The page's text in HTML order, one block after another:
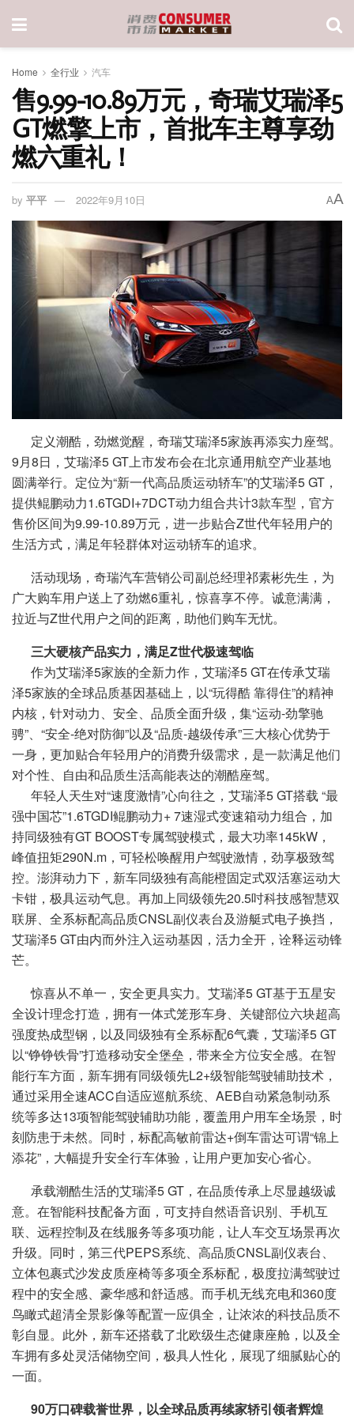
Home 全行业 汽车
售9.99-10.89万元，奇瑞艾瑞泽5
GT燃擎上市，首批车主尊享劲
燃六重礼！
by 平平 2022年9月10日 AA
定义潮酷，劲燃觉醒，奇瑞艾瑞泽5家族再添实力座驾。
9月8日，艾瑞泽5 GT上市发布会在北京通用航空产业基地
圆满举行。定位为“新一代高品质运动轿车”的艾瑞泽5 GT，
提供鲲鹏动力1.6TGDI+7DCT动力组合共计3款车型，官方
售价区间为9.99-10.89万元，进一步贴合Z世代年轻用户的
生活方式，满足年轻群体对运动轿车的追求。
活动现场，奇瑞汽车营销公司副总经理祁素彬先生，为
广大购车用户送上了劲燃6重礼，惊喜享不停。诚意满满，
拉近与Z世代用户之间的距离，助他们购车无忧。
三大硬核产品实力，满足Z世代极速驾临
作为艾瑞泽5家族的全新力作，艾瑞泽5 GT在传承艾瑞
泽5家族的全球品质基因基础上，以“玩得酷 靠得住”的精神
内核，针对动力、安全、品质全面升级，集“运动-劲擎驰
骋”、“安全-绝对防御”以及“品质-越级传承”三大核心优势于
一身，更加贴合年轻用户的消费升级需求，是一款满足他们
对个性、自由和品质生活高能表达的潮酷座驾。
年轻人天生对“速度激情”心向往之，艾瑞泽5 GT搭载 “最
强中国芯”1.6TGDI鲲鹏动力+ 7速湿式变速箱动力组合，加
持同级独有GT BOOST专属驾驶模式，最大功率145kW，
峰值扭矩290N.m，可轻松唤醒用户驾驶激情，劲享极致驾
控。澎湃动力下，新车同级独有高能橙固定式双活塞运动大
卡钳，极具运动气息。再加上同级领先20.5吋科技感智慧双
联屏、全系标配高品质CNSL副仪表台及游艇式电子换挡，
艾瑞泽5 GT由内而外注入运动基因，活力全开，诠释运动锋
芒。
惊喜从不单一，安全更具实力。艾瑞泽5 GT基于五星安
全设计理念打造，拥有一体式笼形车身、关键部位六块超高
强度热成型钢，以及同级独有全系标配6气囊，艾瑞泽5 GT
以“铮铮铁骨”打造移动安全堡垒，带来全方位安全感。在智
能行车方面，新车拥有同级领先L2+级智能驾驶辅助技术，
通过采用全速ACC自适应巡航系统、AEB自动紧急制动系
统等多达13项智能驾驶辅助功能，覆盖用户用车全场景，时
刻防患于未然。同时，标配高敏前雷达+倒车雷达可谓“锦上
添花”，大幅提升安全行车体验，让用户更加安心省心。
承载潮酷生活的艾瑞泽5 GT，在品质传承上尽显越级诚
意。在智能科技配备方面，可支持自然语音识别、手机互
联、远程控制及在线服务等多项功能，让人车交互场景再次
升级。同时，第三代PEPS系统、高品质CNSL副仪表台、
立体包裹式沙发皮质座椅等多项全系标配，极度拉满驾驶过
程中的安全感、豪华感和舒适感。而手机无线充电和360度
鸟瞰式超清全景影像等配置一应俱全，让浓浓的科技品质不
彰自显。此外，新车还搭载了北欧级生态健康座舱，以及全
车拥有多处灵活储物空间，极具人性化，展现了细腻贴心的
一面。
90万口碑载誉世界，以全球品质再续家轿引领者辉煌